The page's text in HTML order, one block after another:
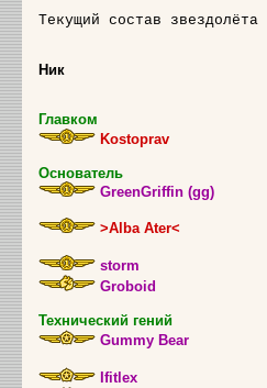
Текущий состав звездолёта
Ник
Главком
Kostoprav
Основатель
GreenGriffin (gg)
>Alba Ater<
storm
Groboid
Технический гений
Gummy Bear
Ifitlex